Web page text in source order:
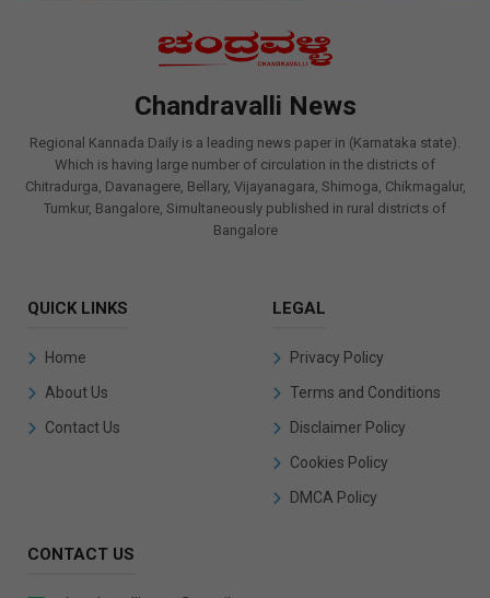
Chandravalli News
Regional Kannada Daily is a leading news paper in (Karnataka state).
Which is having large number of circulation in the districts of
Chitradurga, Davanagere, Bellary, Vijayanagara, Shimoga, Chikmagalur,
Tumkur, Bangalore, Simultaneously published in rural districts of
Bangalore
QUICK LINKS
Home
About Us
Contact Us
LEGAL
Privacy Policy
Terms and Conditions
Disclaimer Policy
Cookies Policy
DMCA Policy
CONTACT US